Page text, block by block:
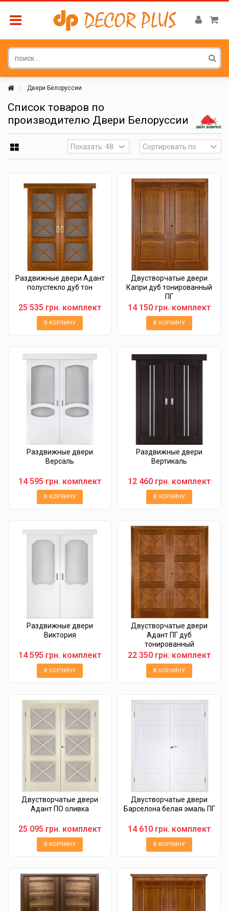
Двери Белоруссии
Список товаров по
производителю Двери Белоруссии
Раздвижные двери Адант
полустекло дуб тон
25 535 грн. комплект
В КОРЗИНУ
Двустворчатые двери
Капри дуб тонированный
ПГ
14 150 грн. комплект
В КОРЗИНУ
Раздвижные двери
Версаль
14 595 грн. комплект
В КОРЗИНУ
Раздвижные двери
Вертикаль
12 460 грн. комплект
В КОРЗИНУ
Раздвижные двери
Виктория
14 595 грн. комплект
В КОРЗИНУ
Двустворчатые двери
Адант ПГ дуб
тонированный
22 350 грн. комплект
В КОРЗИНУ
Двустворчатые двери
Адант ПО оливка
25 095 грн. комплект
В КОРЗИНУ
Двустворчатые двери
Барселона белая эмаль ПГ
14 610 грн. комплект
В КОРЗИНУ